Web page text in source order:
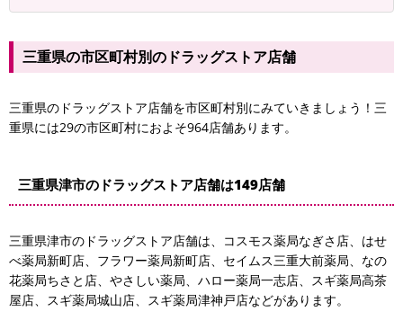
三重県の市区町村別のドラッグストア店舗
三重県のドラッグストア店舗を市区町村別にみていきましょう！三
重県には29の市区町村におよそ964店舗あります。
三重県津市のドラッグストア店舗は149店舗
三重県津市のドラッグストア店舗は、コスモス薬局なぎさ店、はせ
べ薬局新町店、フラワー薬局新町店、セイムス三重大前薬局、なの
花薬局ちさと店、やさしい薬局、ハロー薬局一志店、スギ薬局高茶
屋店、スギ薬局城山店、スギ薬局津神戸店などがあります。